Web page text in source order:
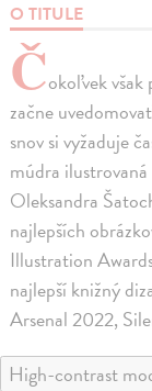
O TITULE
Čokoľvek
začne
snov si vyžaduje
múdra
Oleksandra
najlepších
Illustration
najlepší knižný
Arsenal 2022,
High-contrast